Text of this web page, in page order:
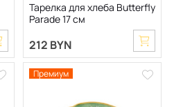
Тарелка для хлеба Butterfly
Parade 17 см
212 BYN
Премиум